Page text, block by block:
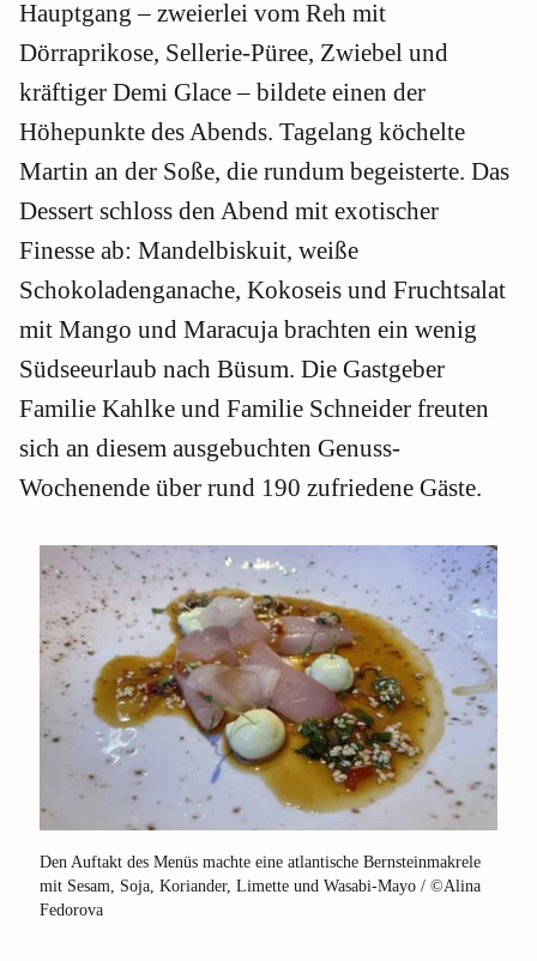
Hauptgang – zweierlei vom Reh mit
Dörraprikose, Sellerie-Püree, Zwiebel und
kräftiger Demi Glace – bildete einen der
Höhepunkte des Abends. Tagelang köchelte
Martin an der Soße, die rundum begeisterte. Das
Dessert schloss den Abend mit exotischer
Finesse ab: Mandelbiskuit, weiße
Schokoladenganache, Kokoseis und Fruchtsalat
mit Mango und Maracuja brachten ein wenig
Südseeurlaub nach Büsum. Die Gastgeber
Familie Kahlke und Familie Schneider freuten
sich an diesem ausgebuchten Genuss-
Wochenende über rund 190 zufriedene Gäste.
Den Auftakt des Menüs machte eine atlantische Bernsteinmakrele
mit Sesam, Soja, Koriander, Limette und Wasabi-Mayo / ©Alina
Fedorova